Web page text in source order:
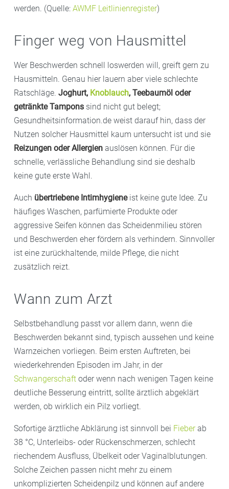
werden. (Quelle: AWMF Leitlinienregister)
Finger weg von Hausmittel
Wer Beschwerden schnell loswerden will, greift gern zu
Hausmitteln. Genau hier lauern aber viele schlechte
Ratschläge. Joghurt, Knoblauch, Teebaumöl oder
getränkte Tampons sind nicht gut belegt;
Gesundheitsinformation.de weist darauf hin, dass der
Nutzen solcher Hausmittel kaum untersucht ist und sie
Reizungen oder Allergien auslösen können. Für die
schnelle, verlässliche Behandlung sind sie deshalb
keine gute erste Wahl.
Auch übertriebene Intimhygieneist keine gute Idee. Zu
häufiges Waschen, parfümierte Produkte oder
aggressive Seifen können das Scheidenmilieu stören
und Beschwerden eher fördern als verhindern. Sinnvoller
ist eine zurückhaltende, milde Pflege, die nicht
zusätzlich reizt.
Wann zum Arzt
Selbstbehandlung passt vor allem dann, wenn die
Beschwerden bekannt sind, typisch aussehen und keine
Warnzeichen vorliegen. Beim ersten Auftreten, bei
wiederkehrenden Episoden im Jahr, in der
Schwangerschaft oder wenn nach wenigen Tagen keine
deutliche Besserung eintritt, sollte ärztlich abgeklärt
werden, ob wirklich ein Pilz vorliegt.
Sofortige ärztliche Abklärung ist sinnvoll bei Fieberab
38 °C, Unterleibs- oder Rückenschmerzen, schlecht
riechendem Ausfluss, Übelkeit oder Vaginalblutungen.
Solche Zeichen passen nicht mehr zu einem
unkomplizierten Scheidenpilz und können auf andere